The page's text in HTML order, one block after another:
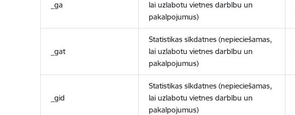
_ga
lai uzlabotu vietnes darbību un
pakalpojumus)
_gat
Statistikas sīkdatnes (nepieciešamas,
lai uzlabotu vietnes darbību un
pakalpojumus)
_gid
Statistikas sīkdatnes (nepieciešamas,
lai uzlabotu vietnes darbību un
pakalpojumus)